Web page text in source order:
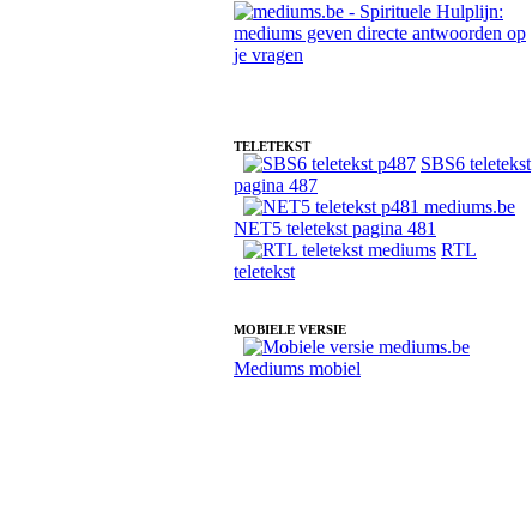
TELETEKST
SBS6 teletekst
pagina 487
NET5 teletekst pagina 481
RTL
teletekst
MOBIELE VERSIE
Mediums mobiel